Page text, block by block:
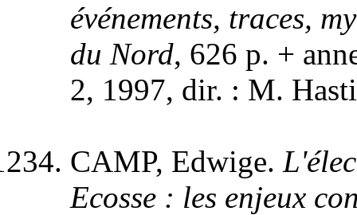
événements, traces,
du Nord, 626 p. +
2, 1997, dir. : M.
CAMP, Edwige.
Ecosse : les enjeux